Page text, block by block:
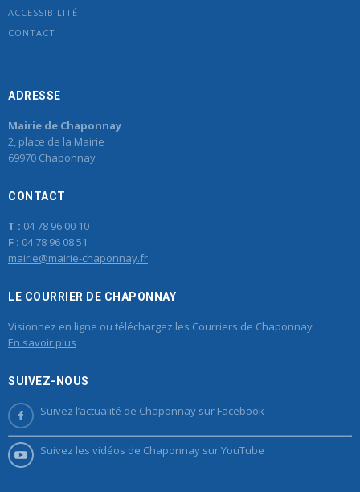
ACCESSIBILITÉ
CONTACT
ADRESSE
Mairie de Chaponnay
2, place de la Mairie
69970 Chaponnay
CONTACT
T : 04 78 96 00 10
F : 04 78 96 08 51
mairie@mairie-chaponnay.fr
LE COURRIER DE CHAPONNAY
Visionnez en ligne ou téléchargez les Courriers de Chaponnay
En savoir plus
SUIVEZ-NOUS
Suivez l’actualité de Chaponnay sur Facebook
Suivez les vidéos de Chaponnay sur YouTube